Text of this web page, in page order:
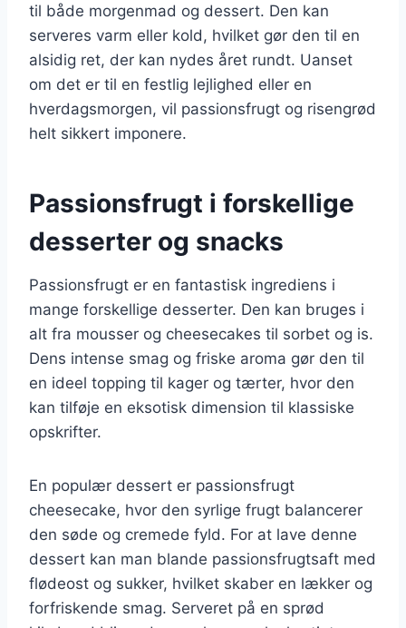
til både morgenmad og dessert. Den kan
serveres varm eller kold, hvilket gør den til en
alsidig ret, der kan nydes året rundt. Uanset
om det er til en festlig lejlighed eller en
hverdagsmorgen, vil passionsfrugt og risengrød
helt sikkert imponere.
Passionsfrugt i forskellige
desserter og snacks
Passionsfrugt er en fantastisk ingrediens i
mange forskellige desserter. Den kan bruges i
alt fra mousser og cheesecakes til sorbet og is.
Dens intense smag og friske aroma gør den til
en ideel topping til kager og tærter, hvor den
kan tilføje en eksotisk dimension til klassiske
opskrifter.
En populær dessert er passionsfrugt
cheesecake, hvor den syrlige frugt balancerer
den søde og cremede fyld. For at lave denne
dessert kan man blande passionsfrugtsaft med
flødeost og sukker, hvilket skaber en lækker og
forfriskende smag. Serveret på en sprød